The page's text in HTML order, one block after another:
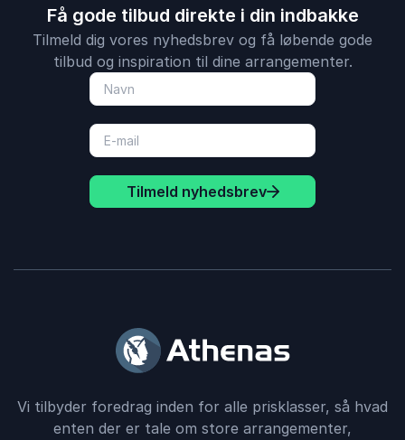
Få gode tilbud direkte i din indbakke
Tilmeld dig vores nyhedsbrev og få løbende gode
tilbud og inspiration til dine arrangementer.
Tilmeld nyhedsbrev
Vi tilbyder foredrag inden for alle prisklasser, så hvad
enten der er tale om store arrangementer,